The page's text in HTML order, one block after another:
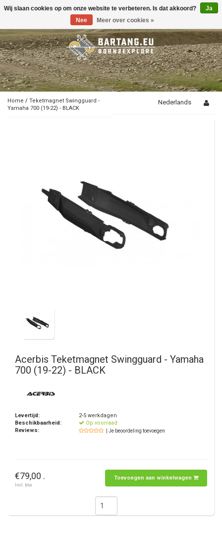
Toggle
Home / Teketmagnet Swingguard -
Yamaha 700 (19-22) - BLACK
Nederlands
Acerbis Teketmagnet Swingguard - Yamaha
700 (19-22) - BLACK
Levertijd:
2-5 werkdagen
Beschikbaarheid:
Op voorraad
Reviews:
| Je beoordeling toevoegen
€79,00 .
Incl. btw
Toevoegen aan winkelwagen
Wij slaan cookies op om onze website te verbeteren. Is dat akkoord?
Ja
Nee
Meer over cookies »